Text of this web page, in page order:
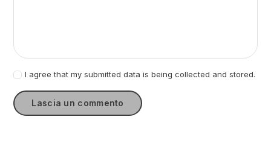
I agree that my submitted data is being collected and stored.